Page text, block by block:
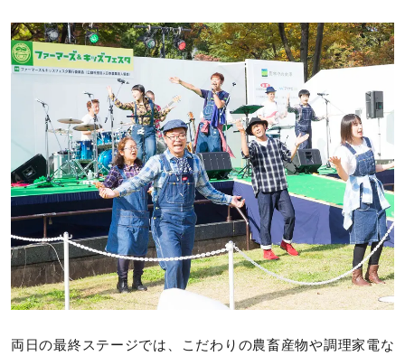
両日の最終ステージでは、こだわりの農畜産物や調理家電な